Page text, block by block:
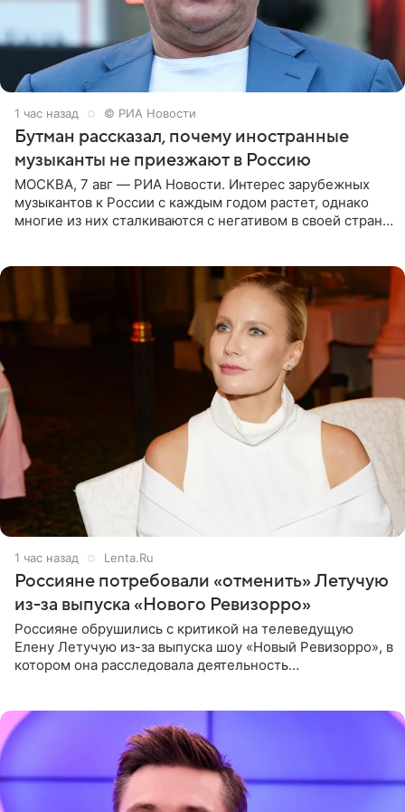
1 час назад © РИА Новости
Бутман рассказал, почему иностранные
музыканты не приезжают в Россию
МОСКВА, 7 авг — РИА Новости. Интерес зарубежных
музыкантов к России с каждым годом растет, однако
многие из них сталкиваются с негативом в своей стране
1 час назад Lenta.Ru
Россияне потребовали «отменить» Летучую
из-за выпуска «Нового Ревизорро»
Россияне обрушились с критикой на телеведущую
Елену Летучую из-за выпуска шоу «Новый Ревизорро», в
котором она расследовала деятельность